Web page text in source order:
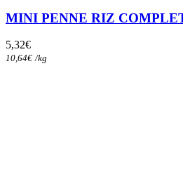
MINI PENNE RIZ
5,32€
10,64€ /kg